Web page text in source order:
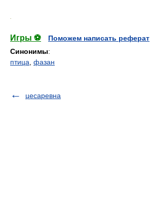
Игры ⚽
Поможем написать реферат
Синонимы:
птица фазан
цесаревна